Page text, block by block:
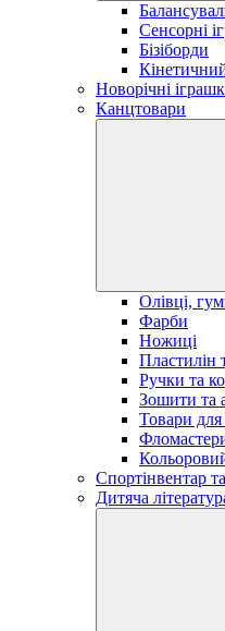
Сенсорні
Бізіборди
Новорічні
Канцтовари
Олівці,
Фарби
Ножиці
Пластилін
Ручки та
Зошити та
Товари
Спортінвентар
Дитяча